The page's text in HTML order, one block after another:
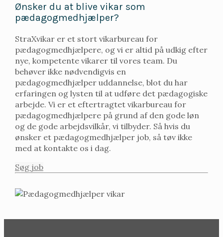
Ønsker du at blive vikar som
pædagogmedhjælper?
StraXvikar er et stort vikarbureau for
pædagogmedhjælpere, og vi er altid på udkig efter
nye, kompetente vikarer til vores team. Du
behøver ikke nødvendigvis en
pædagogmedhjælper uddannelse, blot du har
erfaringen og lysten til at udføre det pædagogiske
arbejde. Vi er et eftertragtet vikarbureau for
pædagogmedhjælpere på grund af den gode løn
og de gode arbejdsvilkår, vi tilbyder. Så hvis du
ønsker et pædagogmedhjælper job, så tøv ikke
med at kontakte os i dag.
Søg job